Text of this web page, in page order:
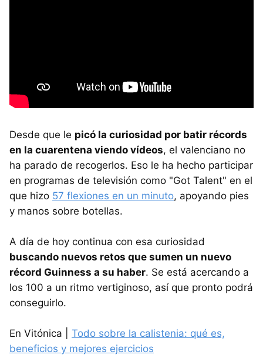
Desde que le picó la curiosidad por batir récords
en la cuarentena viendo vídeos, el valenciano no
ha parado de recogerlos. Eso le ha hecho participar
en programas de televisión como "Got Talent" en el
que hizo 57 flexiones en un minuto, apoyando pies
y manos sobre botellas.
A día de hoy continua con esa curiosidad
buscando nuevos retos que sumen un nuevo
récord Guinness a su haber. Se está acercando a
los 100 a un ritmo vertiginoso, así que pronto podrá
conseguirlo.
En Vitónica | Todo sobre la calistenia: qué es,
beneficios y mejores ejercicios